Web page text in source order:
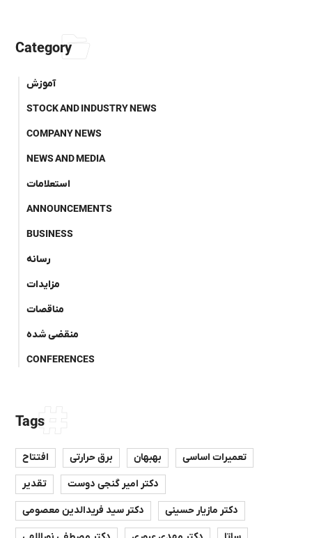
Category
آموزش
STOCK AND INDUSTRY NEWS
COMPANY NEWS
NEWS AND MEDIA
استعلامات
ANNOUNCEMENTS
BUSINESS
رسانه
مزایدات
مناقصات
منقضی شده
CONFERENCES
Tags
افتتاح برق حرارتی بهبهان
تعمیرات اساسی
تقدیر
دکتر امیر گنجی دوست
دکتر سید فریدالدین معصومی
دکتر مازیار حسینی